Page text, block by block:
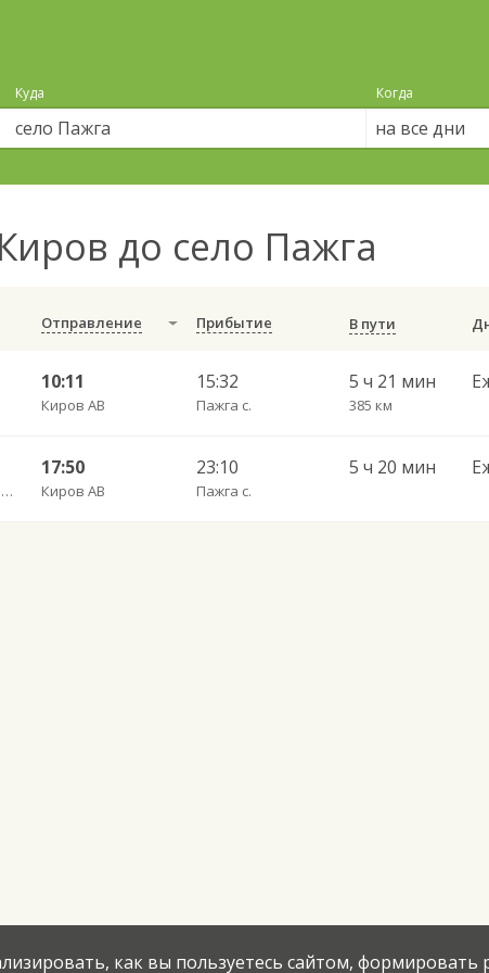
Куда Когда
на все дни
до село Пажга
Отправление Прибытие В пути
10:11
Киров АВ
15:32
Пажга с.
5 ч 21 мин
385 км
Общество с ограниченной ответственностью «Ухтинское автотранспортное предприятие»
17:50
Киров АВ
23:10
Пажга с.
5 ч 20 мин
как вы пользуетесь сайтом,